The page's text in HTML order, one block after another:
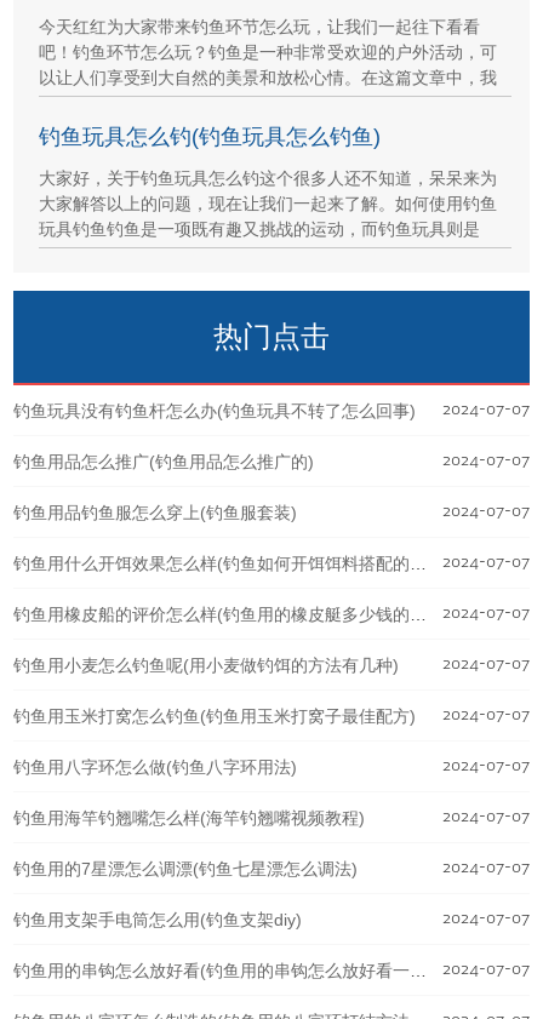
今天红红为大家带来钓鱼环节怎么玩，让我们一起往下看看
吧！钓鱼环节怎么玩？钓鱼是一种非常受欢迎的户外活动，可
以让人们享受到大自然的美景和放松心情。在这篇文章中，我
钓鱼玩具怎么钓(钓鱼玩具怎么钓鱼)
大家好，关于钓鱼玩具怎么钓这个很多人还不知道，呆呆来为
大家解答以上的问题，现在让我们一起来了解。如何使用钓鱼
玩具钓鱼钓鱼是一项既有趣又挑战的运动，而钓鱼玩具则是
热门点击
2024-07-07
钓鱼玩具没有钓鱼杆怎么办(钓鱼玩具不转了怎么回事)
2024-07-07
钓鱼用品怎么推广(钓鱼用品怎么推广的)
2024-07-07
钓鱼用品钓鱼服怎么穿上(钓鱼服套装)
2024-07-07
钓鱼用什么开饵效果怎么样(钓鱼如何开饵饵料搭配的基本技巧)
2024-07-07
钓鱼用橡皮船的评价怎么样(钓鱼用的橡皮艇多少钱的合适)
2024-07-07
钓鱼用小麦怎么钓鱼呢(用小麦做钓饵的方法有几种)
2024-07-07
钓鱼用玉米打窝怎么钓鱼(钓鱼用玉米打窝子最佳配方)
2024-07-07
钓鱼用八字环怎么做(钓鱼八字环用法)
2024-07-07
钓鱼用海竿钓翘嘴怎么样(海竿钓翘嘴视频教程)
2024-07-07
钓鱼用的7星漂怎么调漂(钓鱼七星漂怎么调法)
2024-07-07
钓鱼用支架手电筒怎么用(钓鱼支架diy)
2024-07-07
钓鱼用的串钩怎么放好看(钓鱼用的串钩怎么放好看一点)